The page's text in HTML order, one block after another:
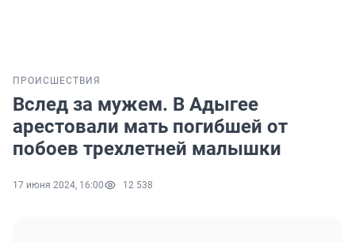
ПРОИСШЕСТВИЯ
Вслед за мужем. В Адыгее
арестовали мать погибшей от
побоев трехлетней малышки
17 июня 2024, 16:00 12 538